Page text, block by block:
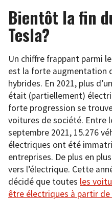
Bientôt la fin
Tesla?
Un chiffre frappant parmi
est la forte augmentation
hybrides. En 2021, plus
était (partiellement)
forte progression se
voitures de société. Entre
septembre 2021, 15.276
électriques ont été
entreprises. De plus en
vers l’électrique. Cette
décidé que toutes les
être électriques à partir de